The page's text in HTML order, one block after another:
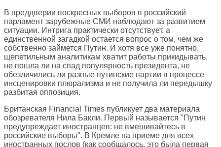
В преддверии воскресных выборов в российский
парламент зарубежные СМИ наблюдают за развитием
ситуации. Интрига практически отсутствует, а
единственной загадкой остается вопрос о том, чем же
собственно займется Путин. И хотя все уже понятно,
щепетильным аналитикам хватит работы прикидывать,
не пошла ли на спад популярность президента, не
обезличились ли разные путинские партии в процессе
инсценировки плюрализма и не получила ли передышку
разбитая оппозиция.
Британская Financial Times публикует два материала
обозревателя Нила Бакли. Первый называется "Путин
предупреждает иностранцев: не вмешивайтесь в
российские выборы". В Кремле на приеме для всех
иностранных послов (как сообщалось, это была первая